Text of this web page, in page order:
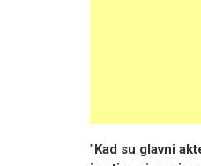
"Kad su glavni